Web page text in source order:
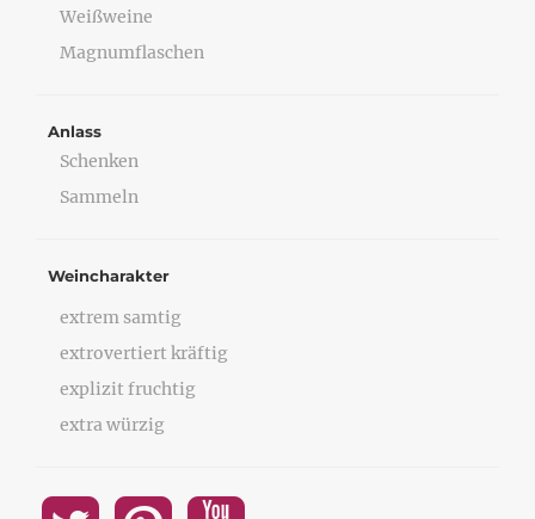
Weißweine
Magnumflaschen
Anlass
Schenken
Sammeln
Weincharakter
extrem samtig
extrovertiert kräftig
explizit fruchtig
extra würzig